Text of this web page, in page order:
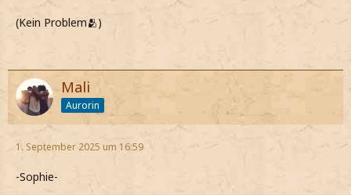
(Kein Problem🫂)
Mali
Aurorin
1. September 2025 um 16:59
-Sophie-